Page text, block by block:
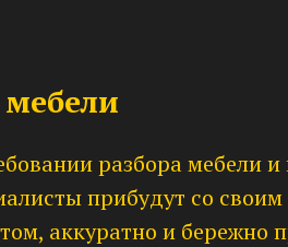
разбора мебели
прибудут со своим
аккуратно и бережно